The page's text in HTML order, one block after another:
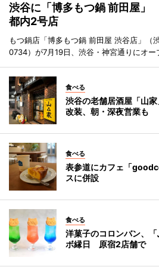
渋谷に「博多もつ鍋 前田屋」
都内2号店
もつ鍋店「博多もつ鍋 前田屋 渋谷店」
0734）が7月19日、渋谷・神宮通りにオー
食べる
渋谷の老舗居酒屋「山
改装、朝・深夜営業も
食べる
表参道にカフェ「
スに併設
食べる
洋菓子のコロンバン、
ボ縁日 原宿2店舗で